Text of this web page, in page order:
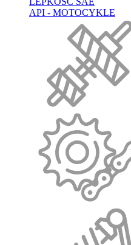
API - MOTOCYKLE